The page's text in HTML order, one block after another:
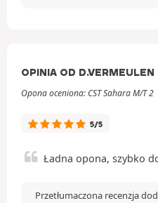
OPINIA OD D.VERMEULEN
Opona oceniona: CST Sahara M/T 2
5/5
Ładna opona, szybko
Przetłumaczona recenzja